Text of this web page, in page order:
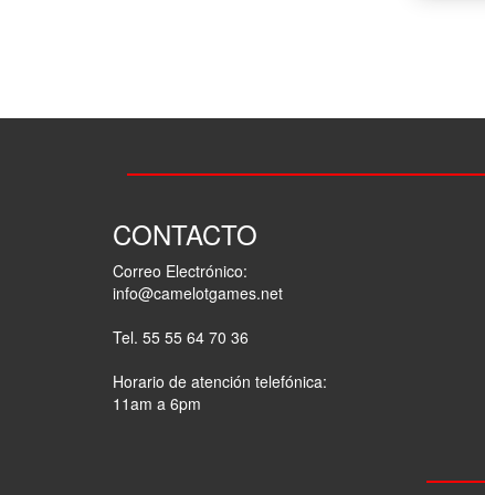
CONTACTO
Correo Electrónico:
info@camelotgames.net
Tel. 55 55 64 70 36
Horario de atención telefónica:
11am a 6pm